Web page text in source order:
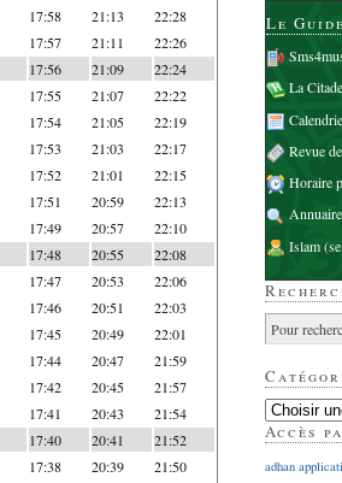
17:58 21:13 22:28
17:57 21:11 22:26
17:56 21:09 22:24
17:55 21:07 22:22
17:54 21:05 22:19
17:53 21:03 22:17
17:52 21:01 22:15
17:51 20:59 22:13
17:49 20:57 22:10
17:48 20:55 22:08
17:47 20:53 22:06
17:46 20:51 22:03
17:45 20:49 22:01
17:44 20:47 21:59
17:42 20:45 21:57
17:41 20:43 21:54
17:40 20:41 21:52
17:38 20:39 21:50
Le
La
Revue
Horaire
Islam
Accès
adhan